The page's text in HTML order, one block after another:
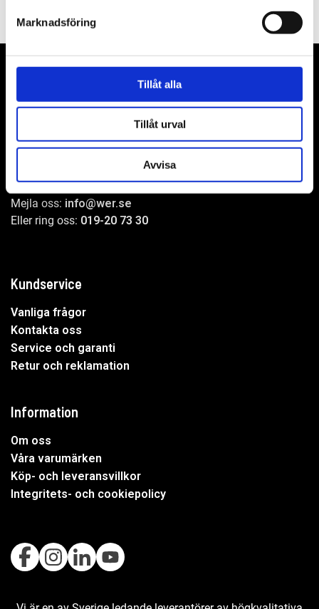
Marknadsföring
Tillåt alla
Tillåt urval
Avvisa
Mejla oss: info@wer.se
Eller ring oss: 019-20 73 30
Kundservice
Vanliga frågor
Kontakta oss
Service och garanti
Retur och reklamation
Information
Om oss
Våra varumärken
Köp- och leveransvillkor
Integritets- och cookiepolicy